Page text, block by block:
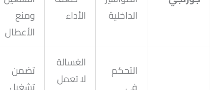
الداخلية
الأداء
ومنع
الأعطال
التحكم
الغسالة
لا تعمل
تضمن